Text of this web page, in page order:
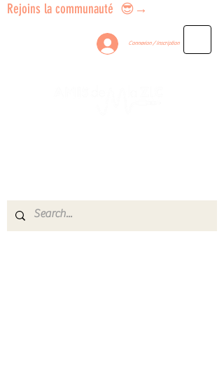
Rejoins la communauté 😎→
Connexion / Inscription